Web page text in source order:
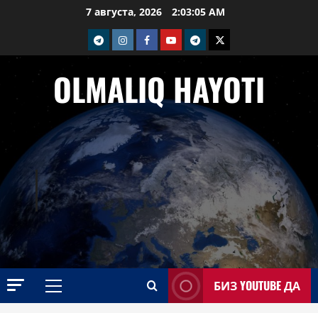
7 августа, 2026 2:03:06 AM
telegramInstagramFacebook
Youtubetelegram+
Twitter
OLMALIQ HAYOTI
Основное
БИЗ YOUTUBE ДА